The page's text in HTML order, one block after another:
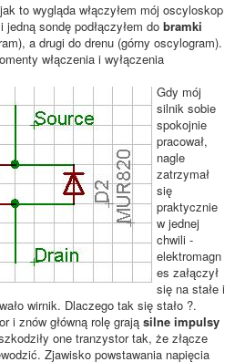
to wygląda włączyłem mój oscyloskop
sondę podłączyłem do bramki
a drugi do drenu (górny oscylogram).
włączenia i wyłączenia
Gdy mój
silnik sobie
spokojnie
pracował,
nagle
zatrzymał
się
praktycznie
w jednej
chwili -
elektromagn
es załączył
się na stałe i
wirnik. Dlaczego tak się stało ?.
i znów główną rolę grają silne impulsy
one tranzystor tak, że złącze
Zjawisko powstawania napięcia